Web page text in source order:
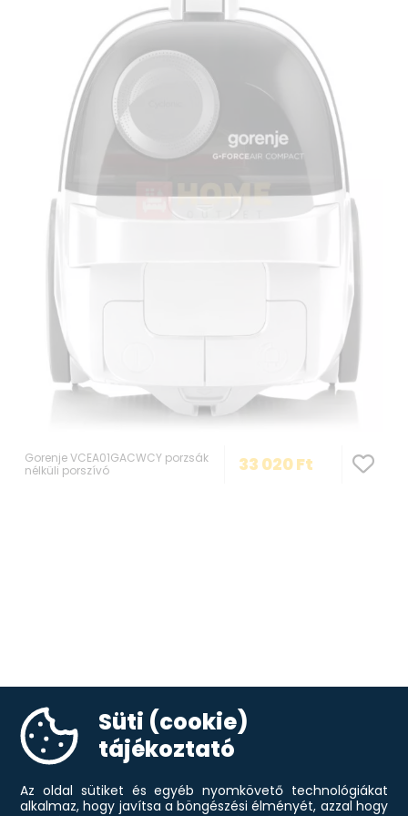
Csatlakozókábel hossza 5000 mm
Zajszint 67 dB(A)
Nettó tömeg 7.4 kg
Bruttó tömeg 8.9 kg
Csatlakoztatási teljesítmény 700 W
Gorenje VCEA01GACWCY porzsák
nélküli porszívó
33 020Ft
Süti (cookie)
tájékoztató
Az oldal sütiket és egyéb nyomkövető technológiákat
alkalmaz, hogy javítsa a böngészési élményét, azzal hogy